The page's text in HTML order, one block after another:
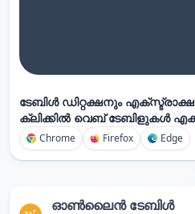
ടേബിൾ ഡിറ്റക്ഷനും
ക്ലിക്കിൽ വെബ് ടേബിളുകൾ
Chrome Firefox Edge
ഓൺലൈൻ ടേബിൾ